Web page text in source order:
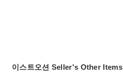
이스트오션 Seller's Other Items